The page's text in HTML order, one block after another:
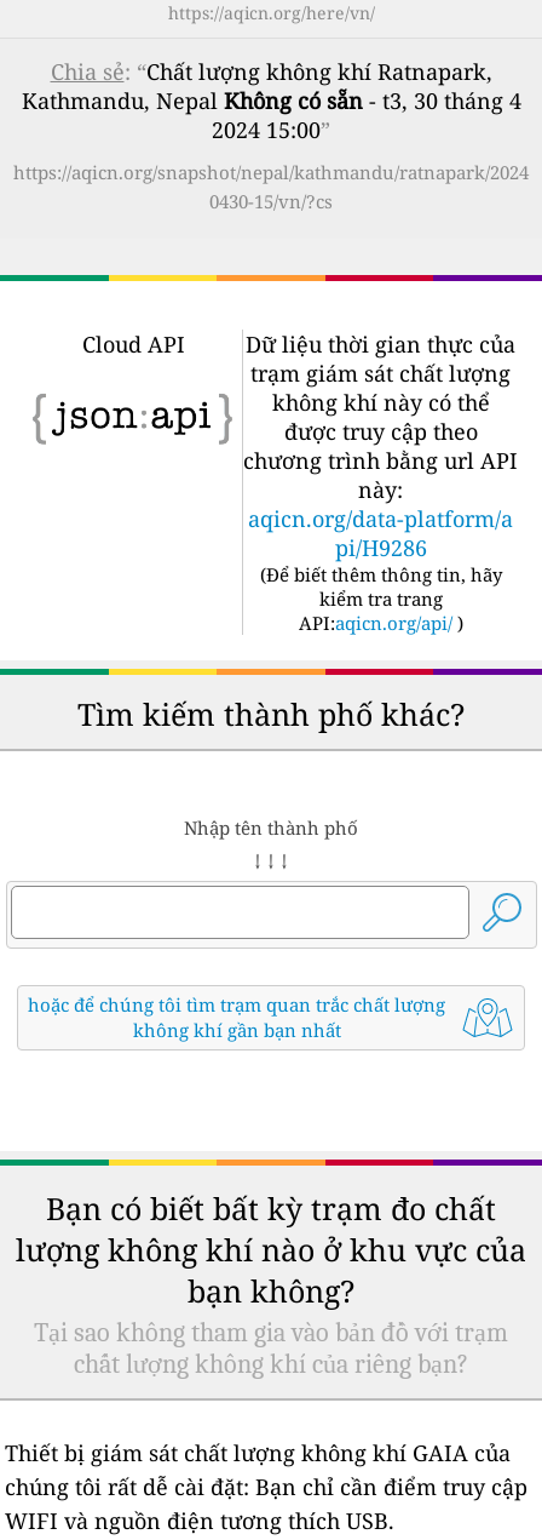
https://aqicn.org/here/vn/
Chia sẻ: “Chất lượng không khí Ratnapark,
Kathmandu, Nepal Không có sẵn- t3, 30 tháng 4
2024 15:00”
https://aqicn.org/snapshot/nepal/kathmandu/ratnapark/2024
0430-15/vn/?cs
Cloud API
Dữ liệu thời gian thực của
trạm giám sát chất lượng
không khí này có thể
được truy cập theo
chương trình bằng url API
này:
aqicn.org/data-platform/a
pi/H9286
(Để biết thêm thông tin, hãy
kiểm tra trang
API:aqicn.org/api/ )
Tìm kiếm thành phố khác?
Nhập tên thành phố
↓ ↓ ↓
hoặc để chúng tôi tìm trạm quan trắc chất lượng
không khí gần bạn nhất
Bạn có biết bất kỳ trạm đo chất
lượng không khí nào ở khu vực của
bạn không?
Tại sao không tham gia vào bản đồ với trạm
chất lượng không khí của riêng bạn?
Thiết bị giám sát chất lượng không khí GAIA của
chúng tôi rất dễ cài đặt: Bạn chỉ cần điểm truy cập
WIFI và nguồn điện tương thích USB.